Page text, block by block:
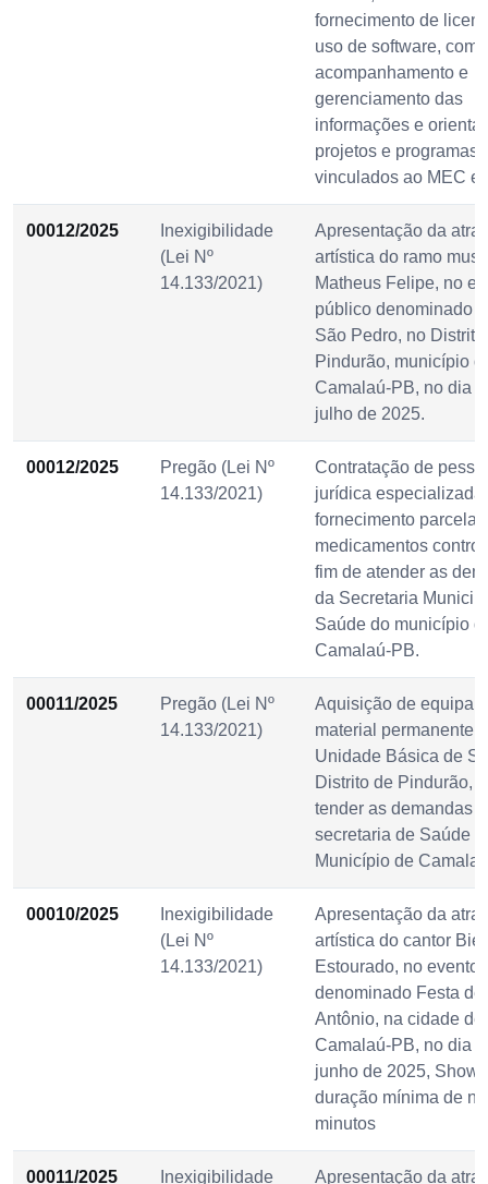
fornecimento de
uso de software, com
acompanhamento e
gerenciamento das
informações e
projetos e programas
vinculados ao MEC e
00012/2025
Inexigibilidade
(Lei Nº
14.133/2021)
Apresentação da
artística do ramo
Matheus Felipe, no
público denominado
São Pedro, no Distrito
Pindurão, município
Camalaú-PB, no dia
julho de 2025.
00012/2025
Pregão (Lei Nº
14.133/2021)
Contratação de
jurídica especializada
fornecimento
medicamentos
fim de atender as
da Secretaria
Saúde do município
Camalaú-PB.
00011/2025
Pregão (Lei Nº
14.133/2021)
Aquisição de
material permanente
Unidade Básica de
Distrito de Pindurão,
tender as demandas
secretaria de Saúde
Município de
00010/2025
Inexigibilidade
(Lei Nº
14.133/2021)
Apresentação da
artística do cantor Biel
Estourado, no evento
denominado Festa de
Antônio, na cidade de
Camalaú-PB, no dia
junho de 2025, Show
duração mínima de
minutos
00011/2025
Inexigibilidade
Apresentação da